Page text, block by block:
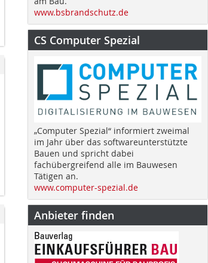
www.bsbrandschutz.de
CS Computer Spezial
„Computer Spezial“ informiert zweimal
im Jahr über das softwareunterstützte
Bauen und spricht dabei
fachübergreifend alle im Bauwesen
Tätigen an.
www.computer-spezial.de
Anbieter finden